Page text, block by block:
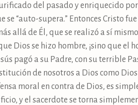
del pasado y enriquecido
se “auto-supera.” Entonces Cristo
allá de Él, que se realizó a sí
Dios se hizo hombre, ¡sino que el
pagó a su Padre, con su terrible
de nosotros a Dios como
moral en contra de Dios, es
y el sacerdote se torna